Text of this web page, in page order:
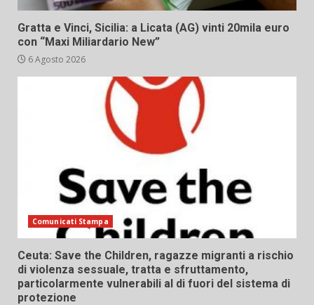
Gratta e Vinci, Sicilia: a Licata (AG) vinti 20mila euro
con “Maxi Miliardario New”
6 Agosto 2026
Comunicati Stampa
Ceuta: Save the Children, ragazze migranti a rischio
di violenza sessuale, tratta e sfruttamento,
particolarmente vulnerabili al di fuori del sistema di
protezione